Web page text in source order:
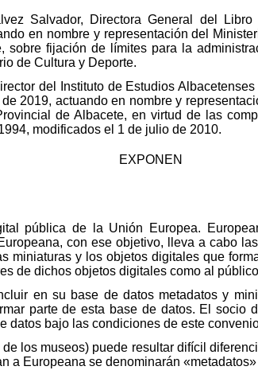
Salvador, Directora General del
en nombre y representación del
sobre fijación de límites para la
de Cultura y Deporte.
del Instituto de Estudios
2019, actuando en nombre y
de Albacete, en virtud de las
modificados el 1 de julio de 2010.
EXPONEN
pública de la Unión Europea.
con ese objetivo, lleva a cabo
miniaturas y los objetos digitales que
de dichos objetos digitales como al
en su base de datos metadatos y
parte de esta base de datos. El socio
datos bajo las condiciones de este
los museos) puede resultar difícil
a Europeana se denominarán